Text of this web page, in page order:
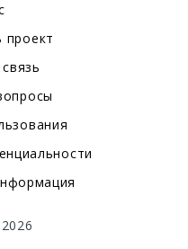
проект